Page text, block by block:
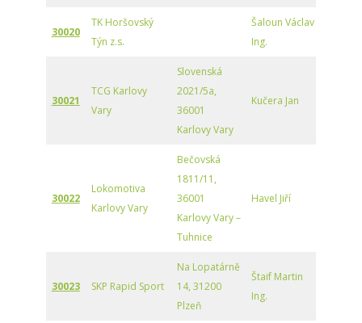
30020
TK Horšovský
Týn z.s.
Šaloun Václav
Ing.
30021
TCG Karlovy
Vary
Slovenská
2021/5a,
36001
Karlovy Vary
Kučera Jan
30022
Lokomotiva
Karlovy Vary
Bečovská
1811/11,
36001
Karlovy Vary –
Tuhnice
Havel Jiří
30023 SKP Rapid Sport
Na Lopatárně
14, 31200
Plzeň
Štaif Martin
Ing.